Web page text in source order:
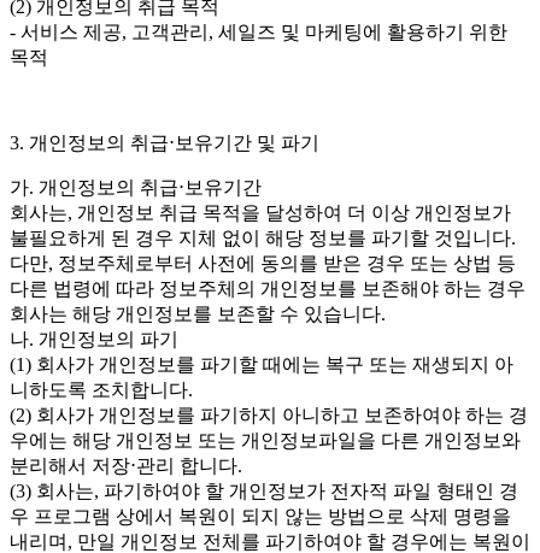
(2) 개인정보의 취급 목적
- 서비스 제공, 고객관리, 세일즈 및 마케팅에 활용하기 위한
목적
3. 개인정보의 취급⋅보유기간 및 파기
가. 개인정보의 취급⋅보유기간
회사는, 개인정보 취급 목적을 달성하여 더 이상 개인정보가
불필요하게 된 경우 지체 없이 해당 정보를 파기할 것입니다.
다만, 정보주체로부터 사전에 동의를 받은 경우 또는 상법 등
다른 법령에 따라 정보주체의 개인정보를 보존해야 하는 경우
회사는 해당 개인정보를 보존할 수 있습니다.
나. 개인정보의 파기
(1) 회사가 개인정보를 파기할 때에는 복구 또는 재생되지 아
니하도록 조치합니다.
(2) 회사가 개인정보를 파기하지 아니하고 보존하여야 하는 경
우에는 해당 개인정보 또는 개인정보파일을 다른 개인정보와
분리해서 저장⋅관리 합니다.
(3) 회사는, 파기하여야 할 개인정보가 전자적 파일 형태인 경
우 프로그램 상에서 복원이 되지 않는 방법으로 삭제 명령을
내리며, 만일 개인정보 전체를 파기하여야 할 경우에는 복원이